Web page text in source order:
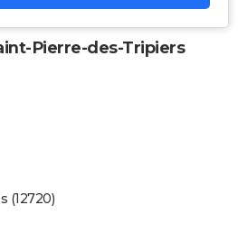
Pierre-des-Tripiers
(12720)